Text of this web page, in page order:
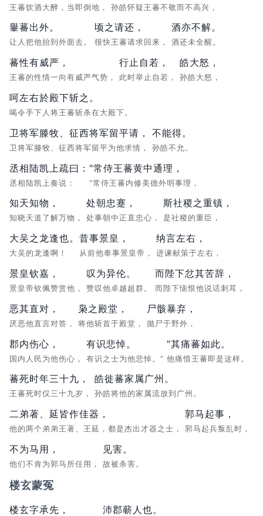
王蕃饮酒大醉，当即倒地， 孙皓怀疑王蕃不敬而不高兴，
轝蕃出外。
让人把他抬到外面去。
顷之请还，
很快王蕃请求回来，
酒亦不解。
酒还未全醒。
蕃性有威严，
王蕃的性情一向有威严气势，
行止自若，
此时举止自若，
皓大怒，
孙皓大怒，
呵左右於殿下斩之。
喝令手下人将王蕃斩杀在大殿下。
卫将军滕牧、征西将军留平请，
卫将军滕牧、征西将军留平为他求情，
不能得。
孙皓不允。
丞相陆凯上疏曰：
丞相陆凯上奏说：
"常侍王蕃黄中通理，
“常侍王蕃内修美德外明事理，
知天知物，
知晓天道了解万物，
处朝忠蹇，
处事朝中正直忠心，
斯社稷之重镇，
是社稷的重臣，
大吴之龙逢也。
大吴的龙逢啊！
昔事景皇，
从前他奉事景皇帝，
纳言左右，
进谏献策于左右，
景皇钦嘉，
景皇帝钦佩赞赏他，
叹为异伦。
赞叹他卓越超群。
而陛下忿其苦辞，
而陛下恼恨他说话刺耳，
恶其直对，
厌恶他直言对答，
枭之殿堂，
将他斩首于殿堂，
尸骸暴弃，
抛尸于野外，
郡内伤心，
国内人民为他伤心，
有识悲悼。
有识之士为他悲悼。”
"其痛蕃如此。
他痛惜王蕃即是这样。
蕃死时年三十九，
王蕃死时仅三十九岁，
皓徙蕃家属广州。
孙皓将他的家属流放到广州。
二弟著、延皆作佳器，
他的两个弟弟王著、王延，都是杰出才器之士，
郭马起事，
郭马起兵叛乱时，
不为马用，
他们不肯为郭马所任用，
见害。
故被杀害。
楼玄蒙冤
楼玄字承先， 沛郡蕲人也。